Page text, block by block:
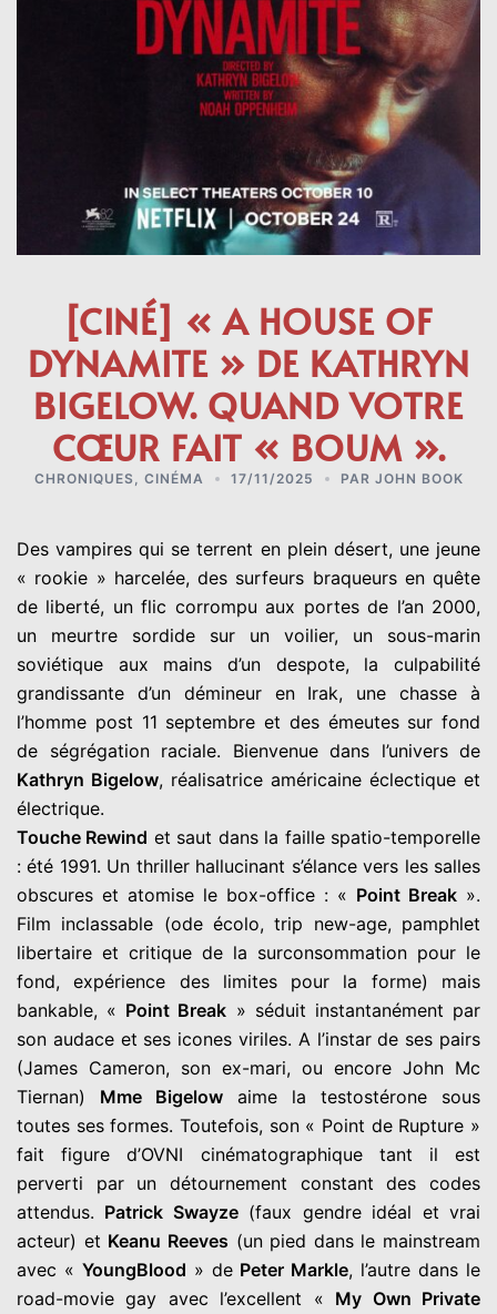
[CINÉ] « A HOUSE OF
DYNAMITE » DE KATHRYN
BIGELOW. QUAND VOTRE
CŒUR FAIT « BOUM ».
CHRONIQUES CINÉMA 17/11/2025 PAR JOHN BOOK
Des vampires qui se terrent en plein désert, une jeune
« rookie » harcelée, des surfeurs braqueurs en quête
de liberté, un flic corrompu aux portes de l’an 2000,
un meurtre sordide sur un voilier, un sous-marin
soviétique aux mains d’un despote, la culpabilité
grandissante d’un démineur en Irak, une chasse à
l’homme post 11 septembre et des émeutes sur fond
de ségrégation raciale. Bienvenue dans l’univers de
Kathryn Bigelow, réalisatrice américaine éclectique et
électrique.
Touche Rewind et saut dans la faille spatio-temporelle
: été 1991. Un thriller hallucinant s’élance vers les salles
obscures et atomise le box-office : « Point Break ».
Film inclassable (ode écolo, trip new-age, pamphlet
libertaire et critique de la surconsommation pour le
fond, expérience des limites pour la forme) mais
bankable, « Point Break » séduit instantanément par
son audace et ses icones viriles. A l’instar de ses pairs
(James Cameron, son ex-mari, ou encore John Mc
Tiernan) Mme Bigelow aime la testostérone sous
toutes ses formes. Toutefois, son « Point de Rupture »
fait figure d’OVNI cinématographique tant il est
perverti par un détournement constant des codes
attendus. Patrick Swayze(faux gendre idéal et vrai
acteur) et Keanu Reeves (un pied dans le mainstream
avec « YoungBlood » de Peter Markle, l’autre dans le
road-movie gay avec l’excellent « My Own Private